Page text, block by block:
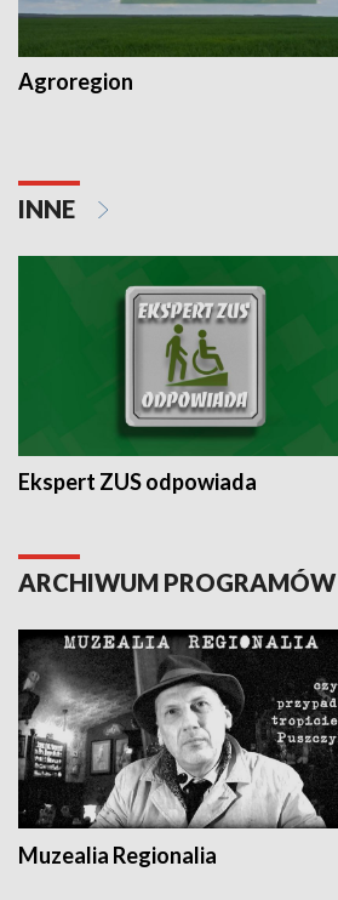
Agroregion
INNE
Ekspert ZUS odpowiada
ARCHIWUM PROGRAMÓW
Muzealia Regionalia